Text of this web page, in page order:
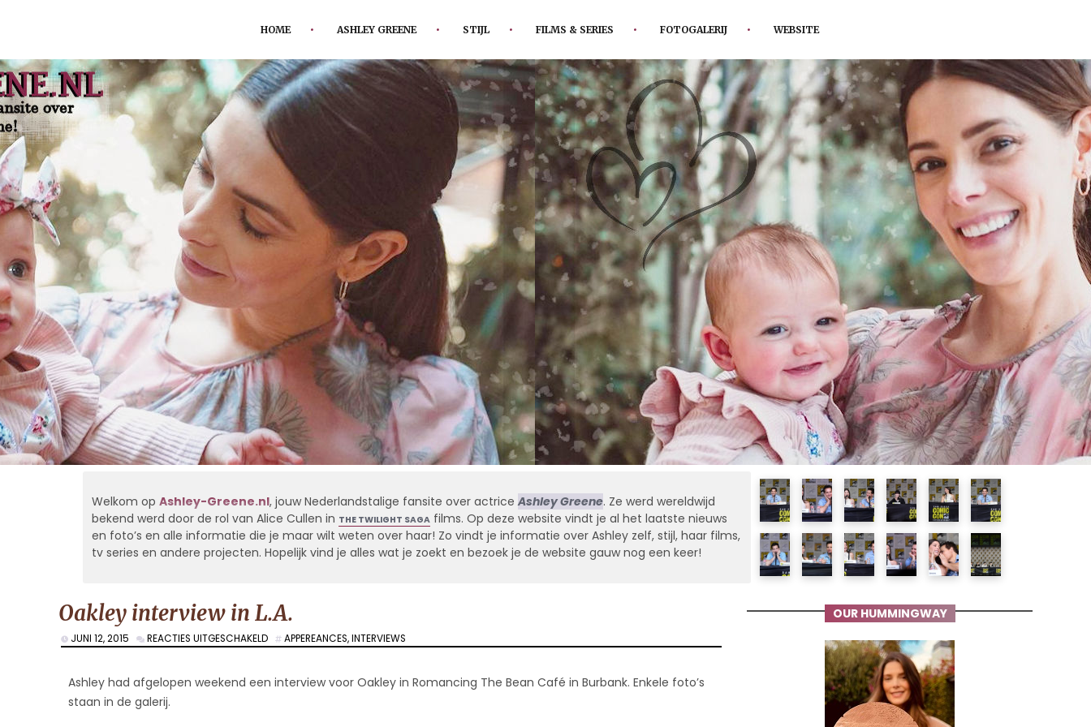
HOME ASHLEY GREENE STIJL FILMS & SERIES FOTOGALERIJ WEBSITE
Welkom op Ashley-Greene.nl, jouw Nederlandstalige fansite over actriceAshley Greene. Ze werd wereldwijd
bekend werd door de rol van Alice Cullen in THE TWILIGHT SAGAfilms. Op deze website vindt je al het laatste nieuws
en foto’s en alle informatie die je maar wilt weten over haar! Zo vindt je informatie over Ashley zelf, stijl, haar films,
tv series en andere projecten. Hopelijk vind je alles wat je zoekt en bezoek je de website gauw nog een keer!
OUR HUMMINGWAY
Oakley interview in L.A.
JUNI 12, 2015 REACTIES UITGESCHAKELDVOOR
OAKLEY
IN
APPEREANCES,INTERVIEWS
Ashley had afgelopen weekend een interview voor Oakley in Romancing The Bean Café in Burbank. Enkele foto’s
staan in de galerij.